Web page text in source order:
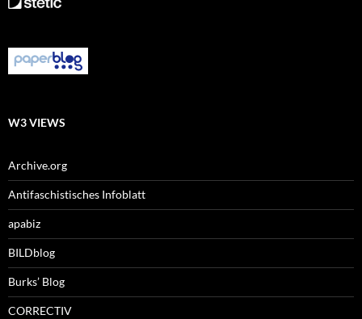
W3 VIEWS
Archive.org
Antifaschistisches Infoblatt
apabiz
BILDblog
Burks’ Blog
CORRECTIV